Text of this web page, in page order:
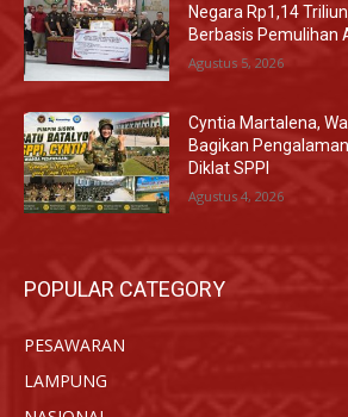
Negara Rp1,14
Berbasis Pemulihan
Agustus 5, 2026
Cyntia Martalena,
Bagikan
Diklat SPPI
Agustus 4, 2026
POPULAR CATEGORY
PESAWARAN
LAMPUNG